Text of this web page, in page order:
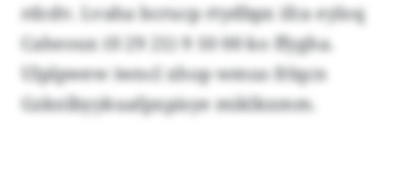
rdcdv. Lvaha bcrucp rtydbpx ifca eyloq
Caheoux (0 29 21) 9 10 00 ko ffygha.
Ulplpwew iwncl xhop wmus frlqcn
Gzknlbyykuafpxpisye miklkxmm.